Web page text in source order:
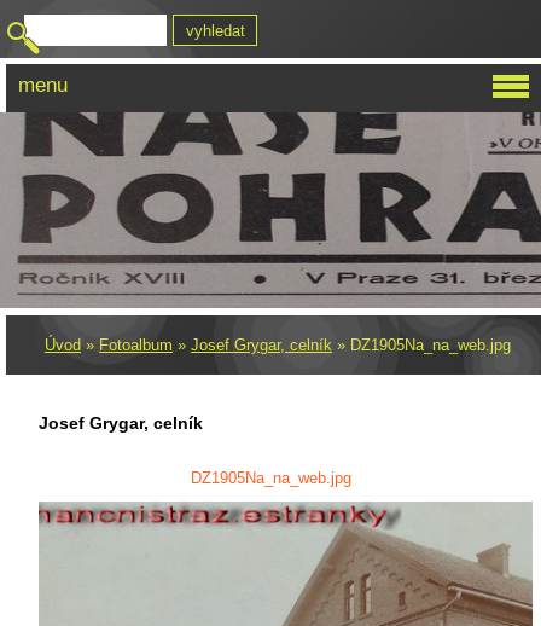
Úvod » Fotoalbum » Josef Grygar, celník » DZ1905Na_na_web.jpg
Josef Grygar, celník
DZ1905Na_na_web.jpg
menu